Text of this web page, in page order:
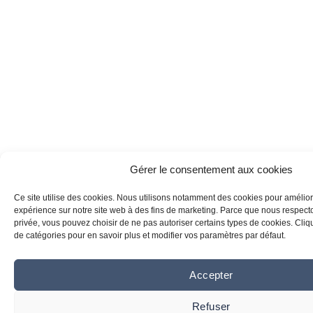
Gérer le consentement aux cookies
Ce site utilise des cookies. Nous utilisons notamment des cookies pour
expérience sur notre site web à des fins de marketing. Parce que nous
privée, vous pouvez choisir de ne pas autoriser certains types de cookies.
de catégories pour en savoir plus et modifier vos paramètres par défaut.
Accepter
Refuser